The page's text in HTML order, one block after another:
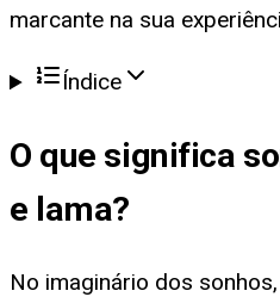
marcante na sua
Índice
O que significa
e lama?
No imaginário dos